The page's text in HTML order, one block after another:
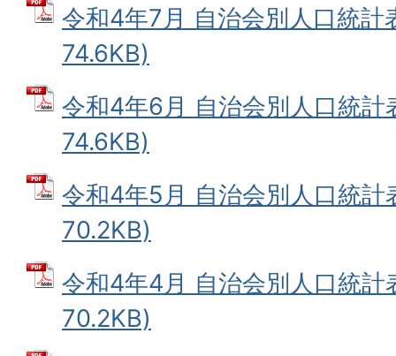
令和4年7月 自治会別人口統計
74.6KB)
令和4年6月 自治会別人口統計
74.6KB)
令和4年5月 自治会別人口統計
70.2KB)
令和4年4月 自治会別人口統計
70.2KB)